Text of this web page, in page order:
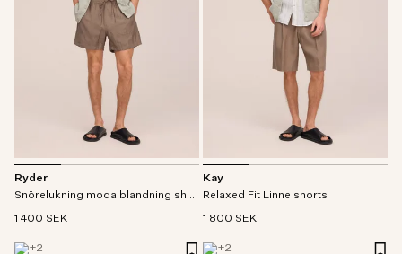
Ryder
Snörelukning modalblandning shorts
1 400 SEK
+2
Kay
Relaxed Fit Linne shorts
1 800 SEK
+2